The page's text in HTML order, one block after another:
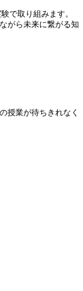
で取り組みます。
がら未来に繋がる知
授業が待ちきれなく